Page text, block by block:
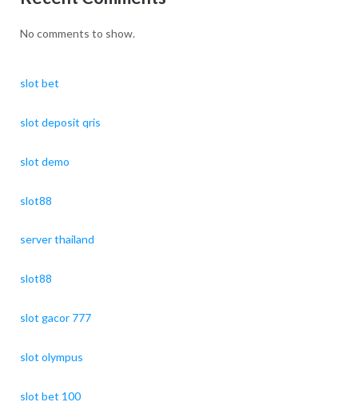
No comments to show.
slot bet
slot deposit qris
slot demo
slot88
server thailand
slot88
slot gacor 777
slot olympus
slot bet 100